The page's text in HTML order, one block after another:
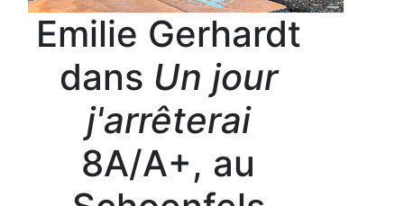
Emilie Gerhardt
dans Un jour
j'arrêterai
8A/A+, au